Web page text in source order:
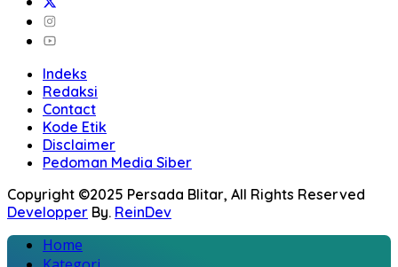
Indeks
Redaksi
Contact
Kode Etik
Disclaimer
Pedoman Media Siber
Copyright ©2025 Persada Blitar, All Rights Reserved
Developper By. ReinDev
Home